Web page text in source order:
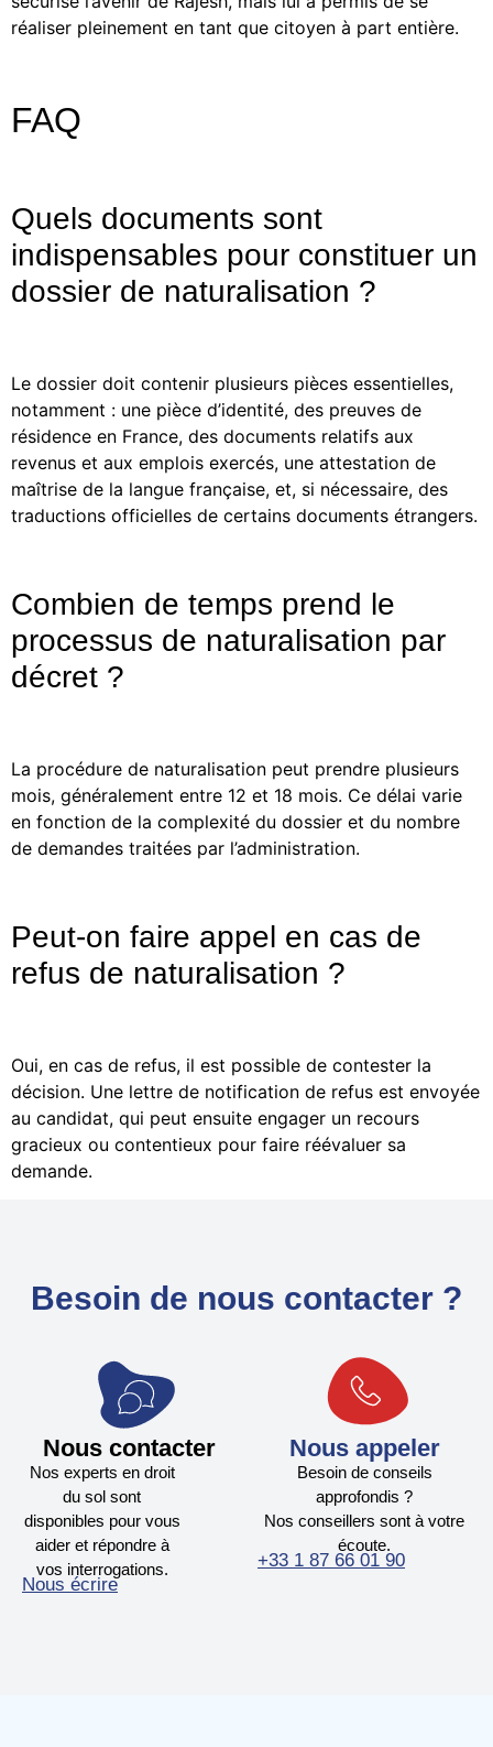
réaliser pleinement en tant que citoyen à part entière.
FAQ
Quels documents sont
indispensables pour constituer un
dossier de naturalisation ?
Le dossier doit contenir plusieurs pièces essentielles,
notamment : une pièce d’identité, des preuves de
résidence en France, des documents relatifs aux
revenus et aux emplois exercés, une attestation de
maîtrise de la langue française, et, si nécessaire, des
traductions officielles de certains documents étrangers.
Combien de temps prend le
processus de naturalisation par
décret ?
La procédure de naturalisation peut prendre plusieurs
mois, généralement entre 12 et 18 mois. Ce délai varie
en fonction de la complexité du dossier et du nombre
de demandes traitées par l’administration.
Peut-on faire appel en cas de
refus de naturalisation ?
Oui, en cas de refus, il est possible de contester la
décision. Une lettre de notification de refus est envoyée
au candidat, qui peut ensuite engager un recours
gracieux ou contentieux pour faire réévaluer sa
demande.
Besoin de nous contacter ?
Nous contacter
Nos experts en droit
du sol sont
disponibles pour vous
aider et répondre à
vos interrogations.
Nous écrire
Nous appeler
Besoin de conseils
approfondis ?
Nos conseillers sont à votre
écoute.
+33 1 87 66 01 90